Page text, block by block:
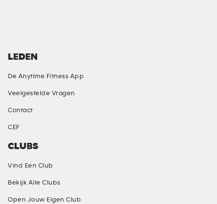
CLUBS
Vind Een Club
Bekijk Alle Clubs
Open Jouw Eigen Club
LEDEN
De Anytime Fitness App
Veelgestelde Vragen
Contact
CEF